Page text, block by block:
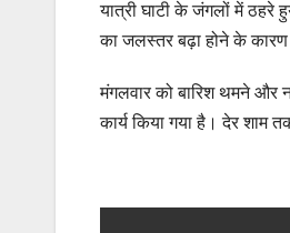
यात्री घाटी के जंगलों में
का जलस्तर बढ़ा होने के कारण
मंगलवार को बारिश थमने और
कार्य किया गया है। देर शाम